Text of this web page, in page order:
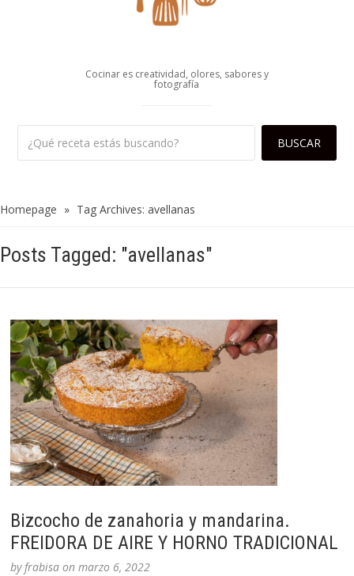
Cocinar es creatividad, olores, sabores y
fotografía
Homepage » Tag Archives: avellanas
Posts Tagged: "avellanas"
Bizcocho de zanahoria y mandarina.
FREIDORA DE AIRE Y HORNO TRADICIONAL
byfrabisa onmarzo 6, 2022